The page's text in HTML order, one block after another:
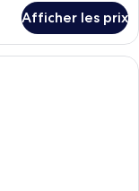
Afficher les prix
d’hôtel avec deux